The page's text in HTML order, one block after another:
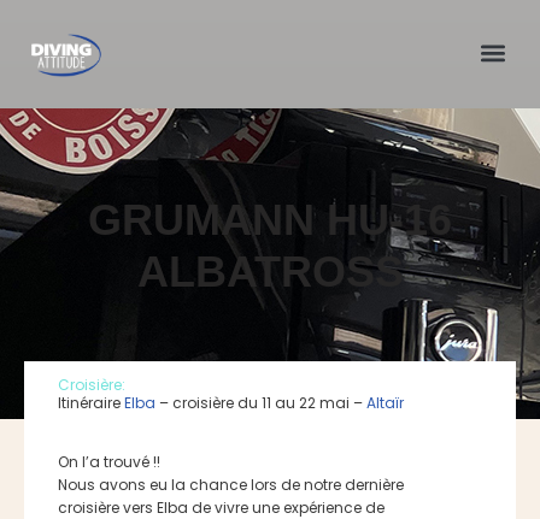
Skip
content
GRUMANN HU-16
ALBATROSS
Croisière:
ItinéraireElba – croisière du 11 au 22 mai –Altaïr
On l’a trouvé !!
Nous avons eu la chance lors de notre dernière
croisière vers Elba de vivre une expérience de